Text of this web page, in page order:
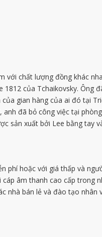
với chất lượng đồng khác
của Tchaikovsky. Ông
gian hàng của ai đó tại
đã bỏ công việc tại
sản xuất bởi Lee bằng tay
phí hoặc với giá thấp và
âm thanh cao cấp trong
nhà bán lẻ và đào tạo nhân